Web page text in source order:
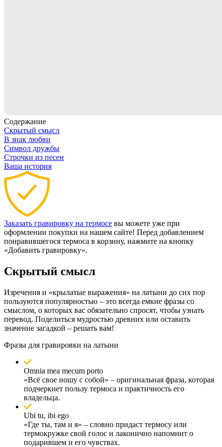
Содержание
Скрытый смысл
В знак любви
Символ дружбы
Строчки из песен
Ваша история
Заказать гравировку на термосе вы можете уже при
оформлении покупки на нашем сайте! Перед добавлением
понравившегося термоса в корзину, нажмите на кнопку
«Добавить гравировку».
Скрытый смысл
Изречения и «крылатые выражения» на латыни до сих пор
пользуются популярностью – это всегда емкие фразы со
смыслом, о которых вас обязательно спросят, чтобы узнать
перевод. Поделиться мудростью древних или оставить
значение загадкой – решать вам!
Фразы для гравировки на латыни
Omnia mea mecum porto
«Всё свое ношу с собой» – оригинальная фраза, которая
подчеркнет пользу термоса и практичность его
владельца.
Ubi tu, ibi ego
«Где ты, там и я» – словно придаст термосу или
термокружке свой голос и лаконично напомнит о
подарившем и его чувствах.